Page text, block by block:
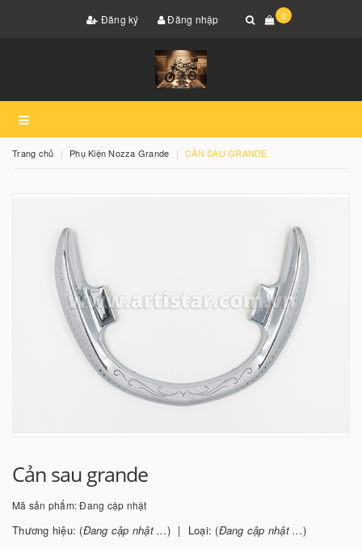
Đăng ký Đăng nhập 0
Trang chủ Phụ Kiện Nozza Grande CẢN SAU GRANDE
Cản sau grande
Mã sản phẩm:Đang cập nhật
Thương hiệu: (Đang cập nhật ...) Loại: (Đang cập nhật ...)